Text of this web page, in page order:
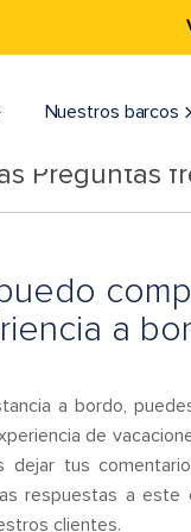
Nuestros barcos
Preguntas
a
a bordo,
de
dejar tus
respuestas a este
clientes.